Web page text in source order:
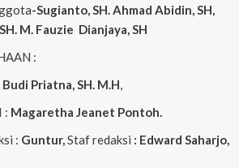
-Sugianto, SH. Ahmad Abidin, SH,
M. Fauzie Dianjaya, SH
:
Priatna, SH. M.H,
: Magaretha Jeanet Pontoh.
: Guntur,Staf redaksi : Edward Saharjo,